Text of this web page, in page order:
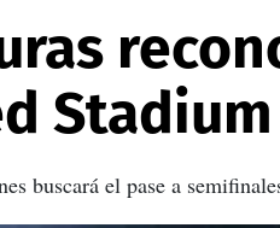
Stadium
buscará el pase a